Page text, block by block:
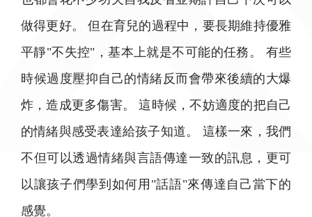
做得更好。 但在育兒的過程中，要長期維持優雅
平靜"不失控"，基本上就是不可能的任務。 有些
時候過度壓抑自己的情緒反而會帶來後續的大爆
炸，造成更多傷害。 這時候，不妨適度的把自己
的情緒與感受表達給孩子知道。 這樣一來，我們
不但可以透過情緒與言語傳達一致的訊息，更可
以讓孩子們學到如何用"話語"來傳達自己當下的
感覺。